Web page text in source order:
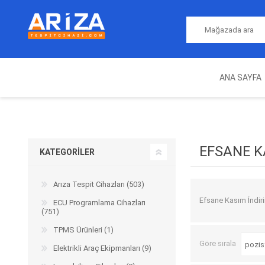
ANA SAYFA
CIHAZLARI
EFSANE
Efsane Kasım
Göre sırala
KATEGORILER
Arıza Tespit Cihazları (503)
ECU Programlama Cihazları
(751)
TPMS Ürünleri (1)
Elektrikli Araç Ekipmanları (9)